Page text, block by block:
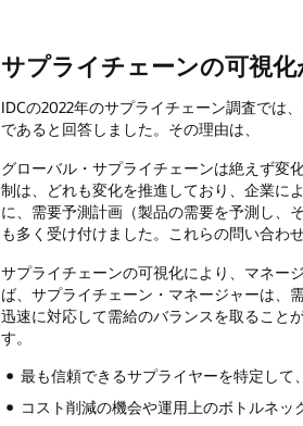
サプライチェーンの可視
IDCの2022年のサプライチェーン調査では
であると回答しました。その理由は、
グローバル・サプライチェーンは絶えず変
制は、どれも変化を推進しており、企業に
に、需要予測計画（製品の需要を予測し、
も多く受け付けました。これらの問い合わ
サプライチェーンの可視化により、マネー
ば、サプライチェーン・マネージャーは、
迅速に対応して需給のバランスを取ること
す。
最も信頼できるサプライヤーを特定して
コスト削減の機会や運用上のボトルネッ